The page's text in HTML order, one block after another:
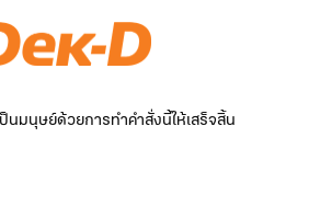
นมนุษย์ด้วยการทำคำสั่งนี้ให้เสร็จสิ้น